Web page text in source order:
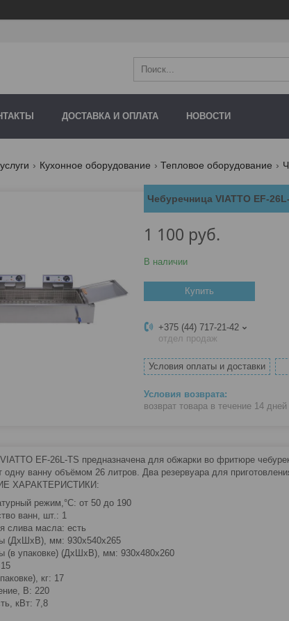
ДОСТАВКА И ОПЛАТА НОВОСТИ
Кухонное оборудование Тепловое оборудование
Чебуречница VIATTO EF-
1 100 руб.
В наличии
Купить
+375 (44) 717-21-42
отдел продаж
Условия оплаты и доставки
возврат товара в течение 14 дней
EF-26L-TS предназначена для обжарки во фритюре
одну ванну объёмом 26 литров. Два резервуара для
ХАРАКТЕРИСТИКИ:
режим,°С: от 50 до 190
ванн, шт.: 1
слива масла: есть
(ДхШхВ), мм: 930х540х265
(в упаковке) (ДхШхВ), мм: 930х480х260
кг: 17
В: 220
кВт: 7,8